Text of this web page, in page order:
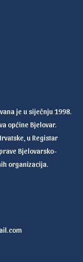
je u siječnju 1998.
općine Bjelovar.
u Registar
Bjelovarsko-
organizacija.